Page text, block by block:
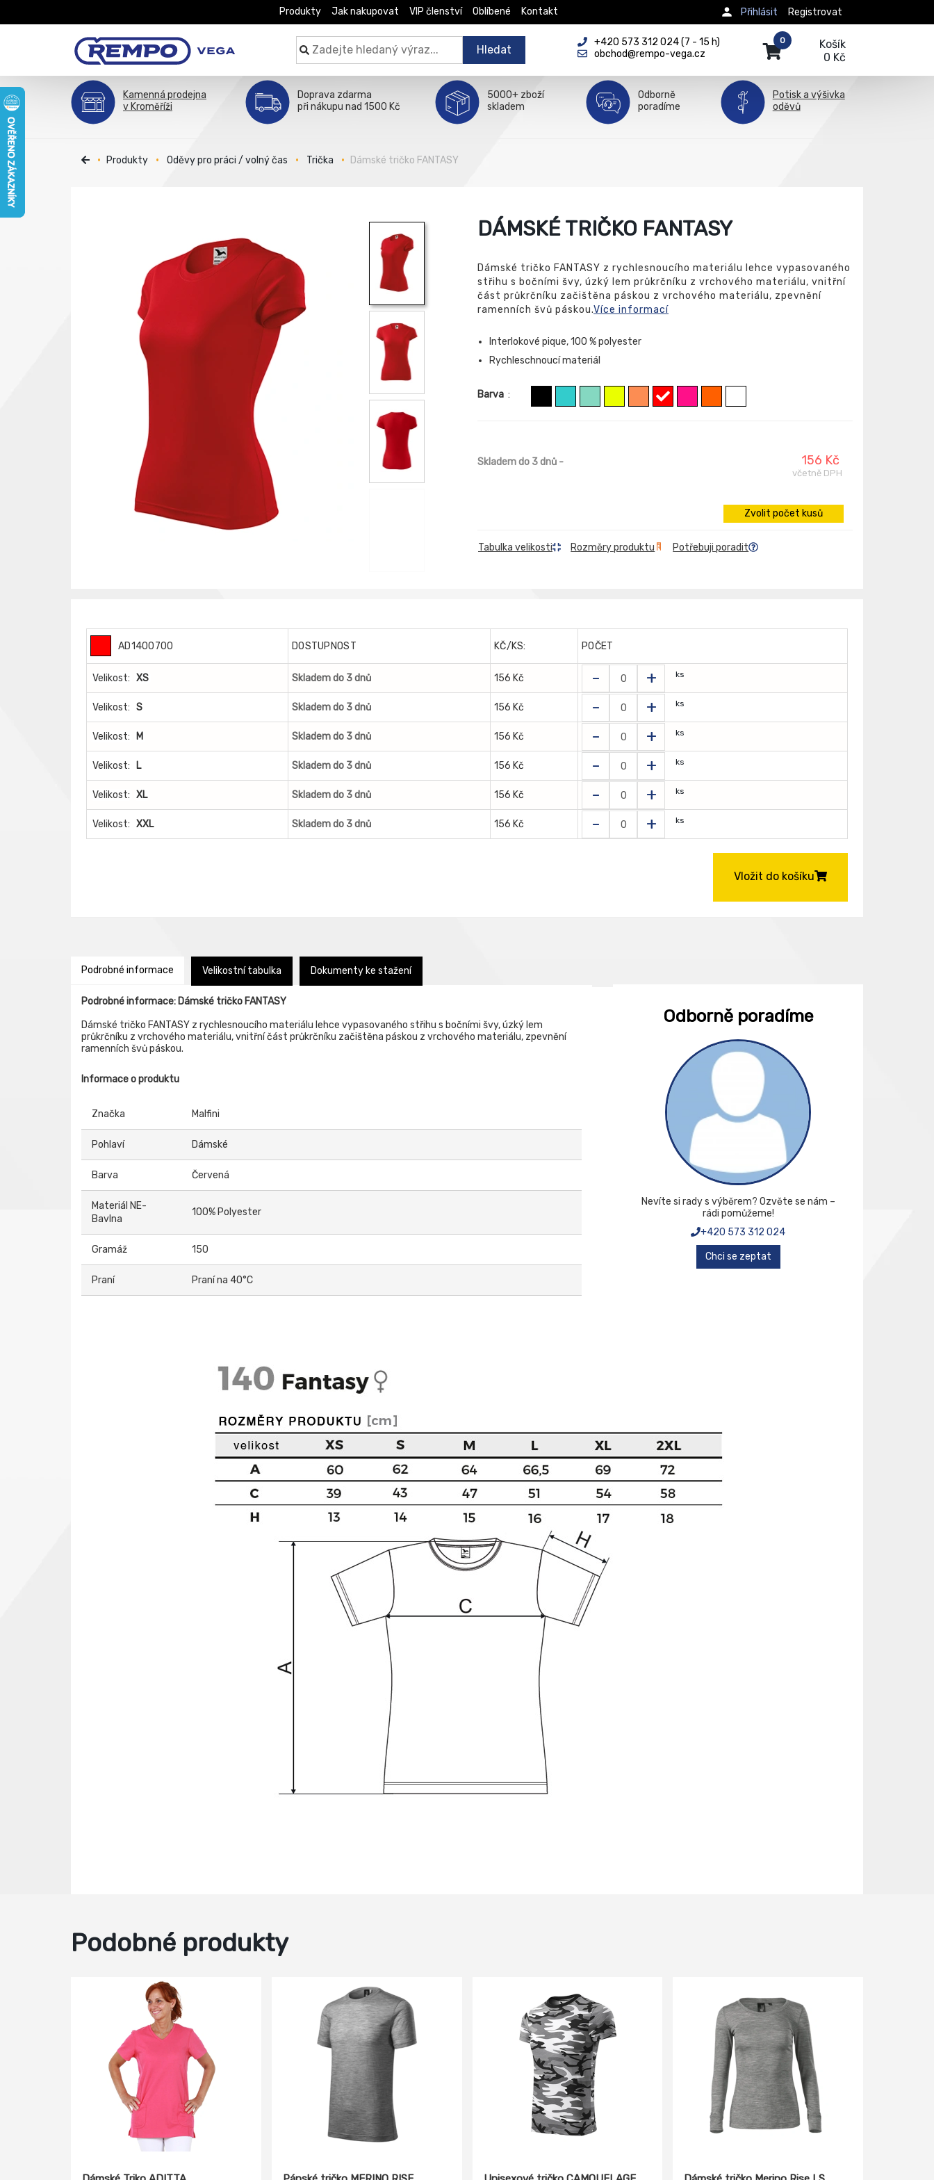
Produkty Jak nakupovat VIP členství Oblíbené Kontakt Registrovat
Přihlásit
Hledat
+420 573 312 024 (7 - 15 h)
obchod@rempo-vega.cz
Košík
0 Kč
0
Kamenná prodejna
v Kroměříži
Doprava zdarma
při nákupu nad 1500 Kč
5000+ zboží
skladem
Odborně
poradíme
Potisk a výšivka
oděvů
Produkty Oděvy pro práci / volný čas Trička Dámské tričko FANTASY
DÁMSKÉ TRIČKO FANTASY
Dámské tričko FANTASY z rychlesnoucího materiálu lehce vypasovaného
střihu s bočními švy, úzký lem průkrčníku z vrchového materiálu, vnitřní
část průkrčníku začištěna páskou z vrchového materiálu, zpevnění
ramenních švů páskou.Více informací
Interlokové pique, 100 % polyester
Rychleschnoucí materiál
Barva :
Skladem do 3 dnů - 156 Kč
včetně DPH
Zvolit počet kusů
Tabulka velikosti Rozměry produktu Potřebuji poradit
AD1400700 DOSTUPNOST KČ/KS: POČET
Velikost: XS Skladem do 3 dnů 156 Kč - + ks
Velikost: S Skladem do 3 dnů 156 Kč - + ks
Velikost: M Skladem do 3 dnů 156 Kč - + ks
Velikost: L Skladem do 3 dnů 156 Kč - + ks
Velikost: XL Skladem do 3 dnů 156 Kč - + ks
Velikost: XXL Skladem do 3 dnů 156 Kč - + ks
Vložit do košíku
Podrobné informace Velikostní tabulka Dokumenty ke stažení
Podrobné informace: Dámské tričko FANTASY
Dámské tričko FANTASY z rychlesnoucího materiálu lehce vypasovaného střihu s bočními švy, úzký lem
průkrčníku z vrchového materiálu, vnitřní část průkrčníku začištěna páskou z vrchového materiálu, zpevnění
ramenních švů páskou.
Informace o produktu
Značka Malfini
Pohlaví Dámské
Barva Červená
Materiál NE-
Bavlna
100% Polyester
Gramáž 150
Praní Praní na 40°C
Odborně poradíme
Nevíte si rady s výběrem? Ozvěte se nám –
rádi pomůžeme!
+420 573 312 024
Chci se zeptat
Podobné produkty